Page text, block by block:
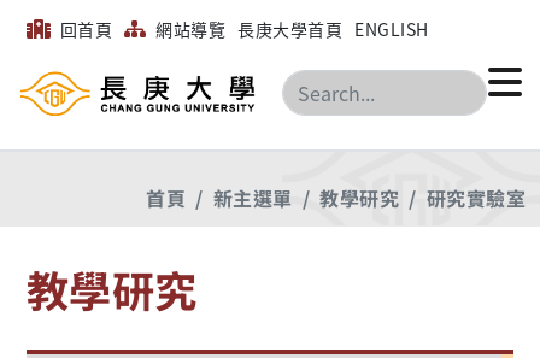
回首頁 網站導覽 長庚大學首頁 ENGLISH
搜尋
首頁 新主選單 教學研究 研究實驗室
教學研究